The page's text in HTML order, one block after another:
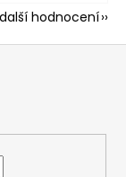
hodnocení